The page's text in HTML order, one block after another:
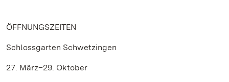
ÖFFNUNGSZEITEN
Schlossgarten Schwetzingen
27. März–29. Oktober